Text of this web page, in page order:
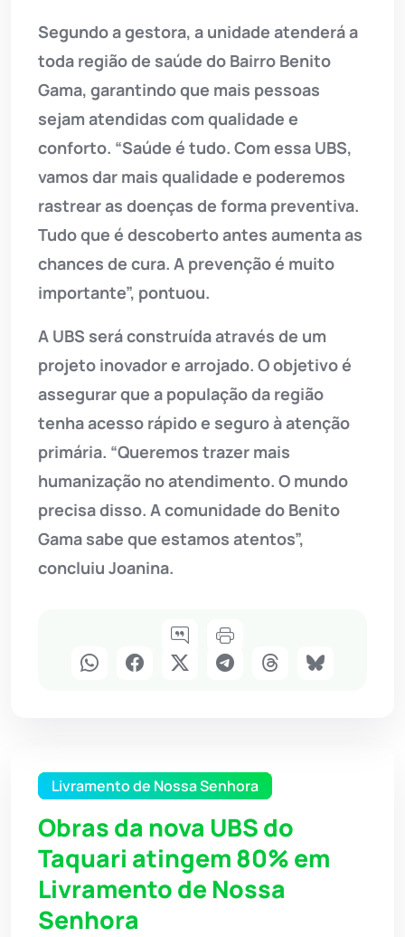
Segundo a gestora, a unidade atenderá a
toda região de saúde do Bairro Benito
Gama, garantindo que mais pessoas
sejam atendidas com qualidade e
conforto. “Saúde é tudo. Com essa UBS,
vamos dar mais qualidade e poderemos
rastrear as doenças de forma preventiva.
Tudo que é descoberto antes aumenta as
chances de cura. A prevenção é muito
importante”, pontuou.
A UBS será construída através de um
projeto inovador e arrojado. O objetivo é
assegurar que a população da região
tenha acesso rápido e seguro à atenção
primária. “Queremos trazer mais
humanização no atendimento. O mundo
precisa disso. A comunidade do Benito
Gama sabe que estamos atentos”,
concluiu Joanina.
Livramento de Nossa Senhora
Obras da nova UBS do
Taquari atingem 80% em
Livramento de Nossa
Senhora